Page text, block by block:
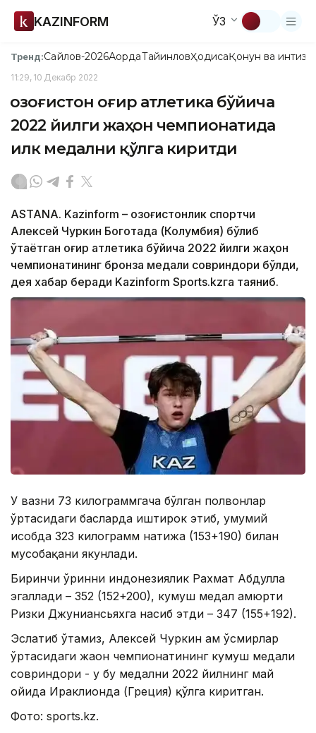
KAZINFORM ЎЗ
Тренд:Сайлов-2026АқордаТайинловҲодисаҚонун ва
11:29, 10 Декабр 2022
Қозоғистон оғир атлетика бўйича
2022 йилги жаҳон чемпионатида
илк медални қўлга киритди
ASTANA. Kazinform – Қозоғистонлик спортчи
Алексей Чуркин Боготада (Колумбия) бўлиб
ўтаётган оғир атлетика бўйича 2022 йилги жаҳон
чемпионатининг бронза медали совриндори бўлди,
дея хабар беради Kazinform Sports.kzга таяниб.
У вазни 73 килограммгача бўлган полвонлар
ўртасидаги баҳсларда иштирок этиб, умумий
ҳисобда 323 килограмм натижа (153+190) билан
мусобақани якунлади.
Биринчи ўринни индонезиялик Рахмат Абдулла
эгаллади – 352 (152+200), кумуш медал ҳамюрти
Ризки Джуниансьяхга насиб этди – 347 (155+192).
Эслатиб ўтамиз, Алексей Чуркин ҳам ўсмирлар
ўртасидаги жаҳон чемпионатининг кумуш медали
совриндори - у бу медални 2022 йилнинг май
ойида Ираклионда (Греция) қўлга киритган.
Фото: sports.kz.